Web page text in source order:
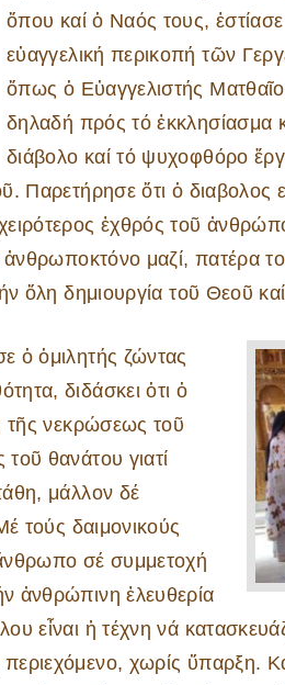
ὅπου καί ὁ Ναός τους,
εὐαγγελική περικοπή τῶν
ὅπως ὁ Εὐαγγελιστής
δηλαδή πρός τό ἐκκλησίασμα
διάβολο καί τό ψυχοφθόρο
Παρετήρησε ὅτι ὁ διαβολος
ἐχθρός τοῦ
ἀνθρωποκτόνο μαζί, πατέρα
ὅλη δημιουργία τοῦ Θεοῦ
ὁ ὁμιλητής ζώντας
διδάσκει ὁτι ὁ
τῆς νεκρώσεως τοῦ
θανάτου γιατί
μάλλον δέ
τούς δαιμονικούς
σέ συμμετοχή
ἀνθρώπινη ἐλευθερία
εἶναι ἡ τέχνη νά
χωρίς ὕπαρξη.